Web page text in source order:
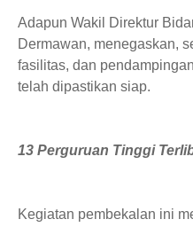
Adapun Wakil Direktur
Dermawan, menegaskan,
fasilitas, dan
telah dipastikan siap.
13 Perguruan Tinggi
Kegiatan pembekalan ini